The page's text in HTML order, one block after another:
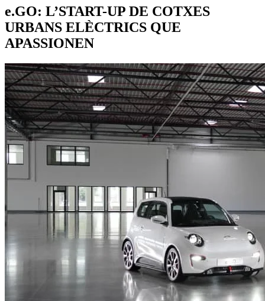
e.GO: L’START-UP DE COTXES
URBANS ELÈCTRICS QUE
APASSIONEN